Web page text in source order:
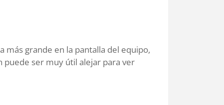
más grande en la pantalla del equipo,
ser muy útil alejar para ver